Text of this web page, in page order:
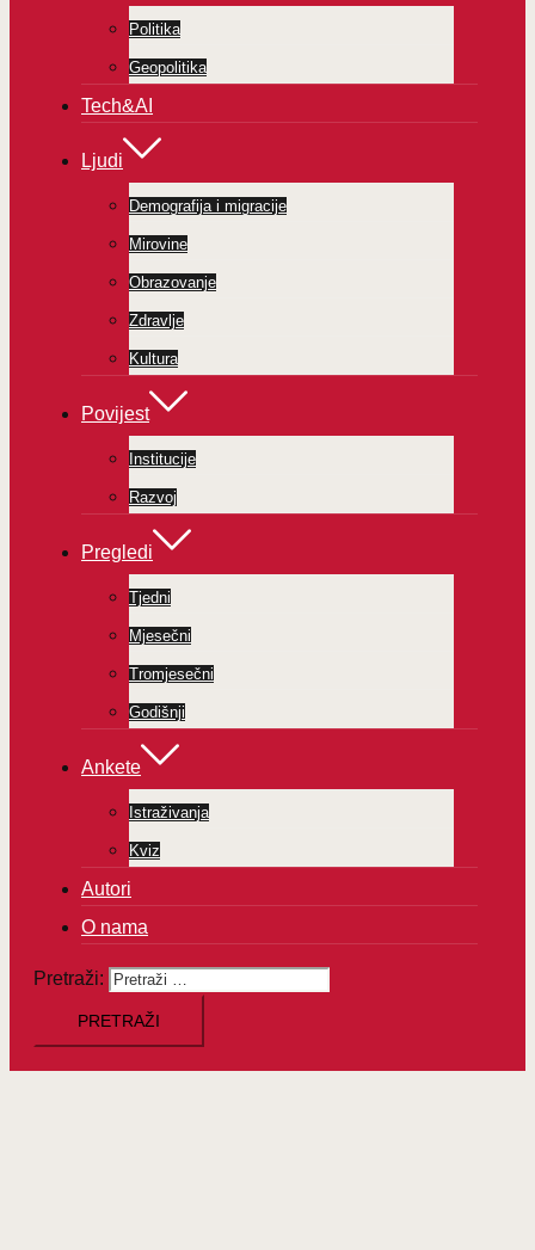
Politika
Geopolitika
Tech&AI
Ljudi
Demografija i migracije
Mirovine
Obrazovanje
Zdravlje
Kultura
Povijest
Institucije
Razvoj
Pregledi
Tjedni
Mjesečni
Tromjesečni
Godišnji
Ankete
Istraživanja
Kviz
Autori
O nama
Pretraži: